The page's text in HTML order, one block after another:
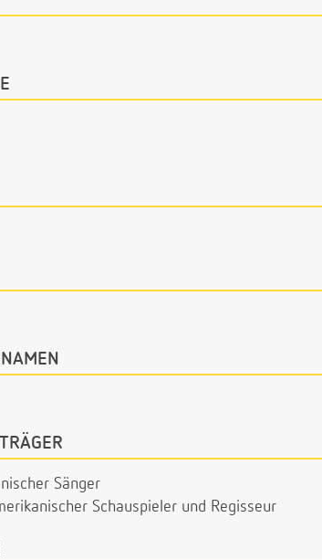
Sänger
Schauspieler und Regisseur